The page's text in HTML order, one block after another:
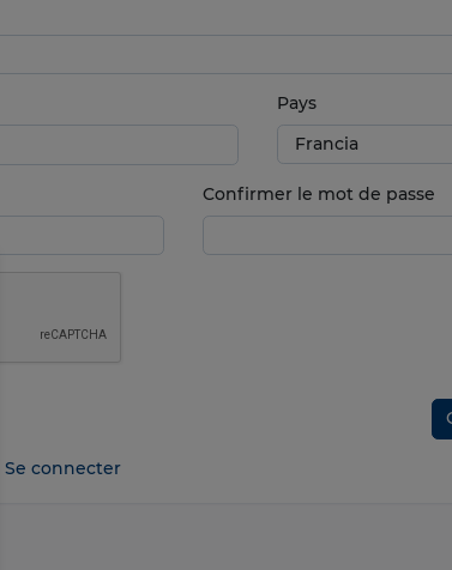
Pays
Confirmer le mot de passe
Se connecter